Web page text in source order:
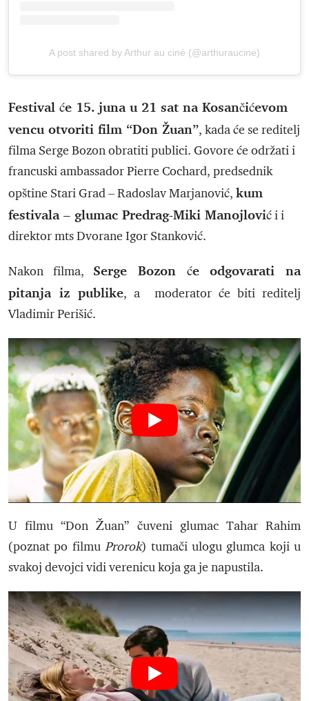
A post shared by Arthur au ciné (@arthuraucine)
Festival će 15. juna u 21 sat na Kosančićevom
vencu otvoriti film “Don Žuan”, kada će se reditelj
filma Serge Bozon obratiti publici. Govore će održati i
francuski ambassador Pierre Cochard, predsednik
opštine Stari Grad – Radoslav Marjanović, kum
festivala – glumac Predrag-Miki Manojlovići i
direktor mts Dvorane Igor Stanković.
Nakon filma, Serge Bozon će odgovarati na
pitanja iz publike, a moderator će biti reditelj
Vladimir Perišić.
U filmu “Don Žuan” čuveni glumac Tahar Rahim
(poznat po filmuProrok) tumači ulogu glumca koji u
svakoj devojci vidi verenicu koja ga je napustila.